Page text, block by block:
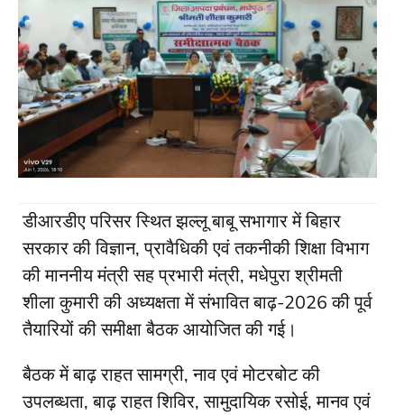
डीआरडीए परिसर स्थित झल्लू बाबू सभागार में बिहार
सरकार की विज्ञान, प्रावैधिकी एवं तकनीकी शिक्षा विभाग
की माननीय मंत्री सह प्रभारी मंत्री, मधेपुरा श्रीमती
शीला कुमारी की अध्यक्षता में संभावित बाढ़-2026 की पूर्व
तैयारियों की समीक्षा बैठक आयोजित की गई।
बैठक में बाढ़ राहत सामग्री, नाव एवं मोटरबोट की
उपलब्धता, बाढ़ राहत शिविर, सामुदायिक रसोई, मानव एवं